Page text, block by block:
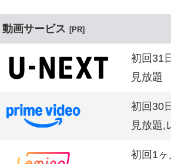
動画サービス PR
初回31
見放題
初回30
見放題,
初回1